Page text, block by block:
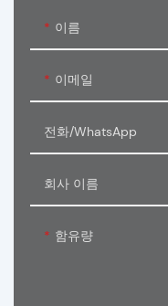
이름
이메일
전화/WhatsApp
회사 이름
함유량